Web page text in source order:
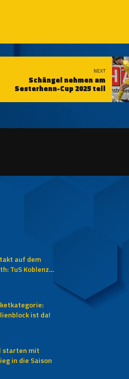
NEXT
Schängel nehmen am
Sesterhenn-Cup 2025 teil
auf dem
TuS Koblenz
ist da!
starten mit
in die Saison